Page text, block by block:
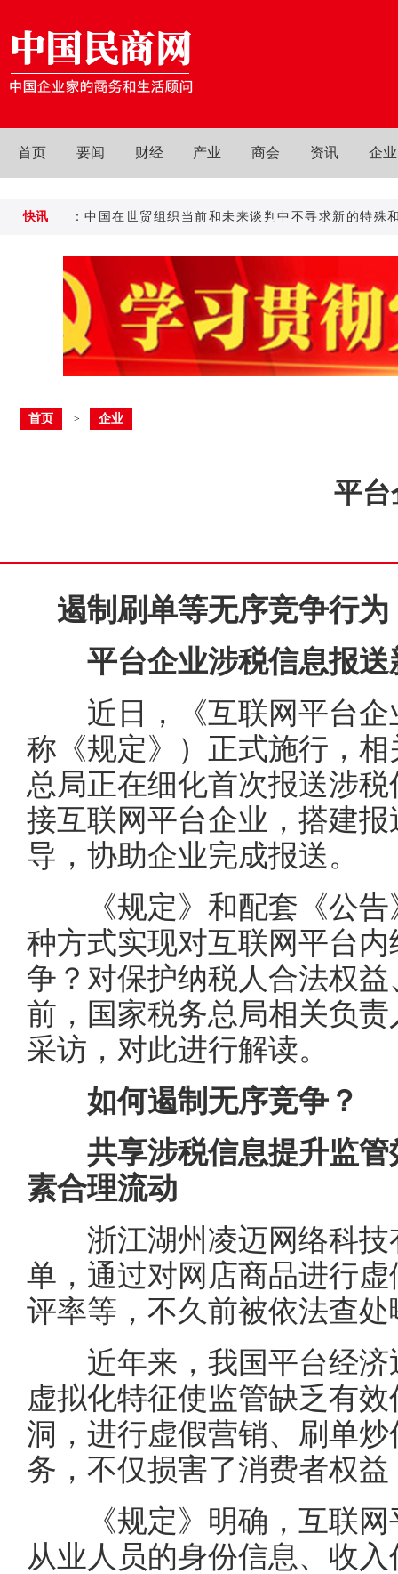
首页 要闻 财经 产业 商会 资讯 企业
快讯
部：中国在世贸组织当前和未来谈判中不寻求新的特殊和差别
首页 > 企业
平台
遏制刷单等无序竞争行为
平台企业涉税信息报送
近日，《互联网平台企
称《规定》）正式施行，
总局正在细化首次报送涉
接互联网平台企业，搭建
导，协助企业完成报送。
《规定》和配套《公告
种方式实现对互联网平台
争？对保护纳税人合法权
前，国家税务总局相关负
采访，对此进行解读。
如何遏制无序竞争？
共享涉税信息提升监管
素合理流动
浙江湖州凌迈网络科技
单，通过对网店商品进行
评率等，不久前被依法查处
近年来，我国平台经济
虚拟化特征使监管缺乏有
洞，进行虚假营销、刷单
务，不仅损害了消费者权
《规定》明确，互联网
从业人员的身份信息、收